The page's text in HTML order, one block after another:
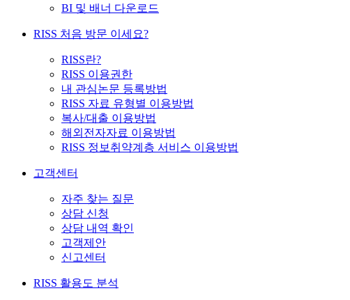
BI 및 배너 다운로드
RISS 처음 방문 이세요?
RISS란?
RISS 이용권한
내 관심논문 등록방법
RISS 자료 유형별 이용방법
복사/대출 이용방법
해외전자자료 이용방법
RISS 정보취약계층 서비스 이용방법
고객센터
자주 찾는 질문
상담 신청
상담 내역 확인
고객제안
신고센터
RISS 활용도 분석